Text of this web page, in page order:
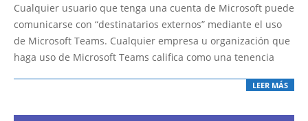
23
Cualquier usuario que tenga una cuenta de Microsoft puede
comunicarse con “destinatarios externos” mediante el uso
de Microsoft Teams. Cualquier empresa u organización que
haga uso de Microsoft Teams califica como una tenencia
LEER MÁS